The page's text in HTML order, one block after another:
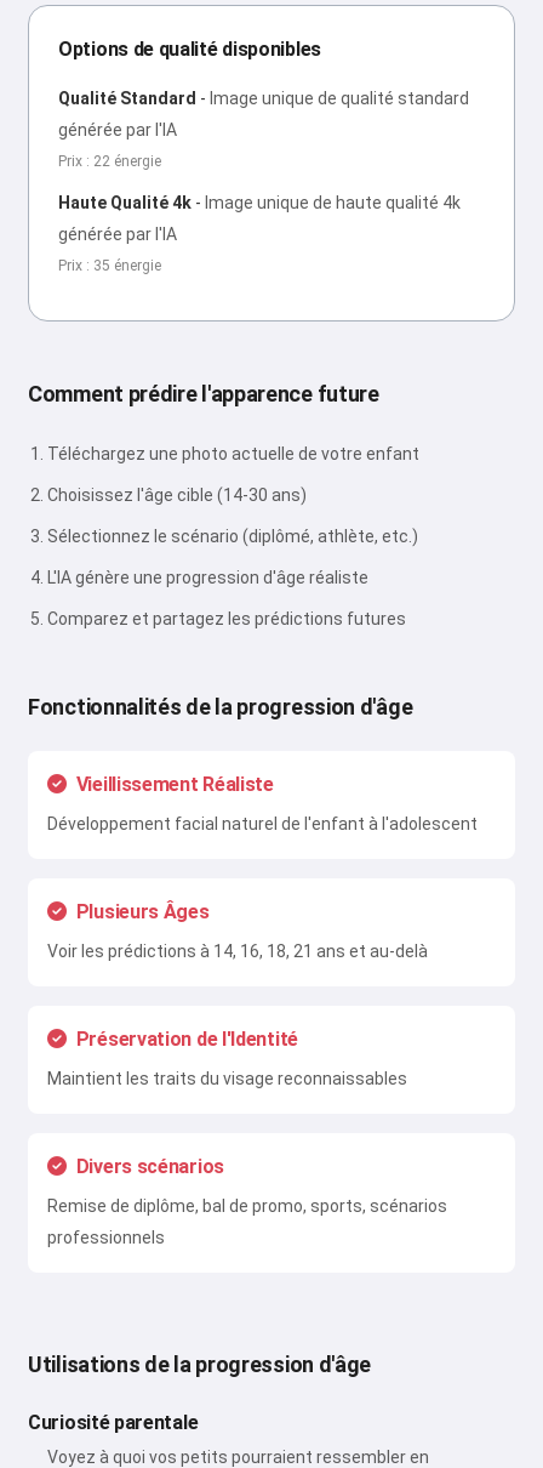
Options de qualité disponibles
Qualité Standard - Image unique de qualité standard
générée par l'IA
Prix : 22 énergie
Haute Qualité 4k - Image unique de haute qualité 4k
générée par l'IA
Prix : 35 énergie
Comment prédire l'apparence future
Téléchargez une photo actuelle de votre enfant
Choisissez l'âge cible (14-30 ans)
Sélectionnez le scénario (diplômé, athlète, etc.)
L'IA génère une progression d'âge réaliste
Comparez et partagez les prédictions futures
Fonctionnalités de la progression d'âge
Vieillissement Réaliste
Développement facial naturel de l'enfant à l'adolescent
Plusieurs Âges
Voir les prédictions à 14, 16, 18, 21 ans et au-delà
Préservation de l'Identité
Maintient les traits du visage reconnaissables
Divers scénarios
Remise de diplôme, bal de promo, sports, scénarios
professionnels
Utilisations de la progression d'âge
Curiosité parentale
Voyez à quoi vos petits pourraient ressembler en